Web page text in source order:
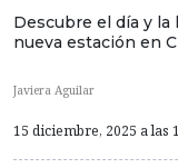
Descubre el día y la
nueva estación en
Javiera Aguilar
15 diciembre, 2025 a las